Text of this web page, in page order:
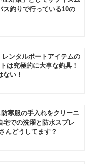
ス釣りで行っている10の
レンタルボートアイテムの
は究極的に大事な釣具！
ない！
寒服の手入れをクリーニ
宅での洗濯と防水スプレ
んどうしてます？